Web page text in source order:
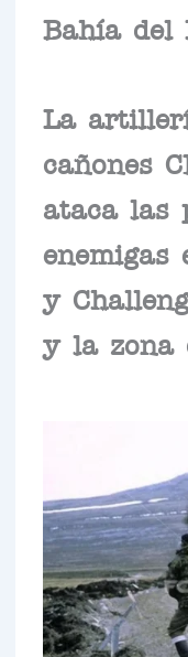
Bahía del
La
cañones
ataca las
enemigas
y
y la zona